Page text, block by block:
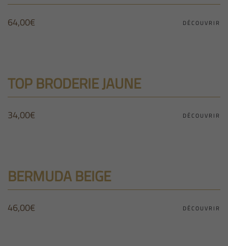
64,00€ DÉCOUVRIR
TOP BRODERIE JAUNE
34,00€ DÉCOUVRIR
BERMUDA BEIGE
46,00€ DÉCOUVRIR